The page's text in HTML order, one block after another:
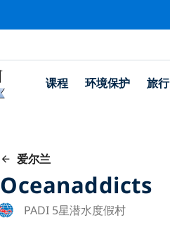
课程 环境保护 旅行
爱尔兰
Oceanaddicts
PADI 5星潜水度假村